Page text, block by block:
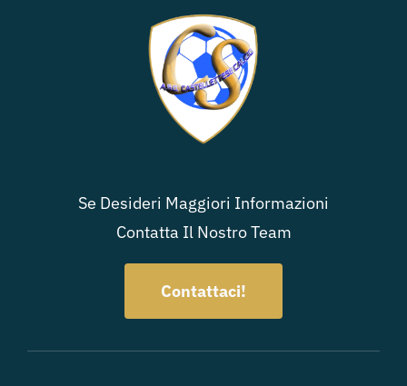
Se Desideri Maggiori Informazioni
Contatta Il Nostro Team
Contattaci!